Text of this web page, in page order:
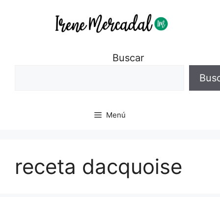
Buscar
Menú
receta dacquoise